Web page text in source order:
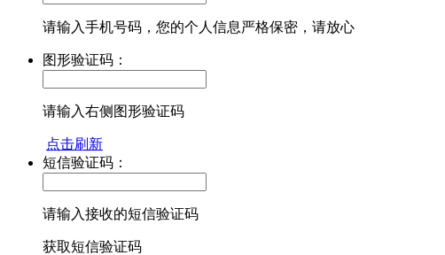
请输入手机号码，您的个人信息严格保密，请放心
图形验证码：
请输入右侧图形验证码
点击刷新
短信验证码：
请输入接收的短信验证码
获取短信验证码